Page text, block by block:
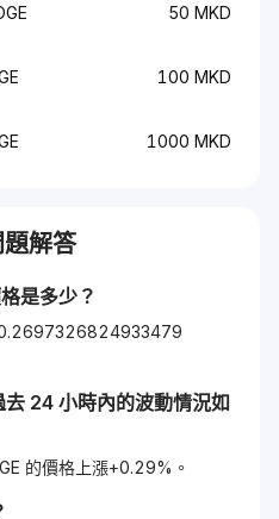
50 MKD
100 MKD
1000 MKD
解答
是多少？
去 24 小時內的波動情況如
的價格上漲+0.29%。